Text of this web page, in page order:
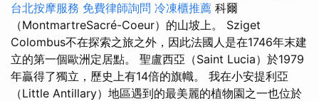
台北按摩服務 免費律師詢問 冷凍櫃推薦 科爾
（MontmartreSacré-Coeur）的山坡上。 Sziget
Colombus不在探索之旅之外，因此法國人是在1746年末建
立的第一個歐洲定居點。 聖盧西亞（Saint Lucia）於1979
年贏得了獨立，歷史上有14倍的旗幟。 我在小安提利亞
（Little Antillary）地區遇到的最美麗的植物園之一也位於